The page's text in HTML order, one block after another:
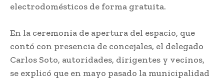
electrodomésticos de forma gratuita.
En la ceremonia de apertura del espacio, que
contó con presencia de concejales, el delegado
Carlos Soto, autoridades, dirigentes y vecinos,
se explicó que en mayo pasado la municipalidad